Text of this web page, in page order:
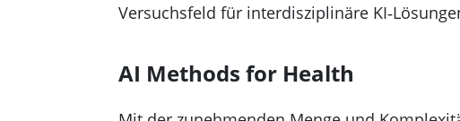
Versuchsfeld für interdisziplinäre
AI Methods for Health